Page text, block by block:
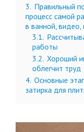
3. Правильный
процесс самой
в ванной,
3.1.
работы
3.2. Хороший
облегчит труд
4. Основные
затирка для